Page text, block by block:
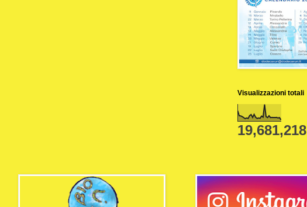
Visualizzazioni totali
19,681,218